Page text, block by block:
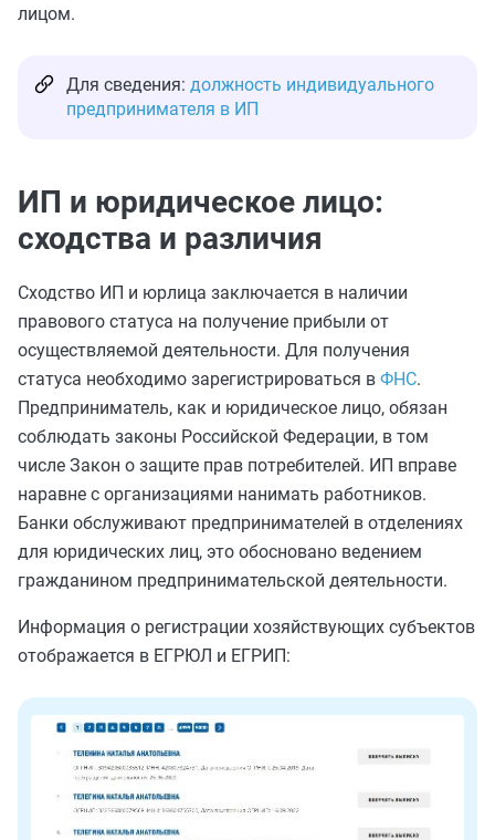
лицом.
Для сведения: должность индивидуального
предпринимателя в ИП
ИП и юридическое лицо:
сходства и различия
Сходство ИП и юрлица заключается в наличии
правового статуса на получение прибыли от
осуществляемой деятельности. Для получения
статуса необходимо зарегистрироваться в ФНС.
Предприниматель, как и юридическое лицо, обязан
соблюдать законы Российской Федерации, в том
числе Закон о защите прав потребителей. ИП вправе
наравне с организациями нанимать работников.
Банки обслуживают предпринимателей в отделениях
для юридических лиц, это обосновано ведением
гражданином предпринимательской деятельности.
Информация о регистрации хозяйствующих субъектов
отображается в ЕГРЮЛ и ЕГРИП: